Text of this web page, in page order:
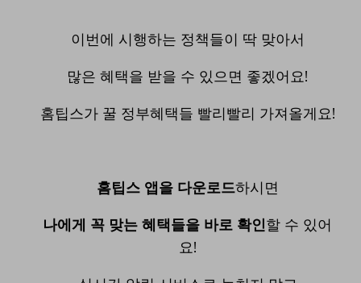
이번에 시행하는 정책들이 딱 맞아서
많은 혜택을 받을 수 있으면 좋겠어요!
홈팁스가 꿀 정부혜택들 빨리빨리 가져올게요!
홈팁스 앱을 다운로드하시면
나에게 꼭 맞는 혜택들을 바로 확인할 수 있어
요!